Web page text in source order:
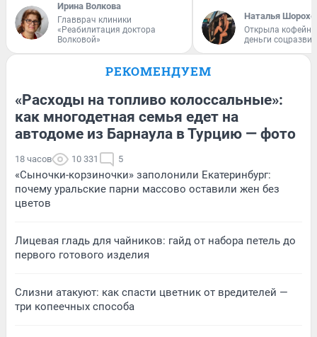
Ирина Волкова
Главврач клиники
«Реабилитация доктора
Волковой»
Наталья
Открыла
деньги
РЕКОМЕНДУЕМ
«Расходы на топливо колоссальные»:
как многодетная семья едет на
автодоме из Барнаула в Турцию — фото
18 часов 10 331 5
«Сыночки-корзиночки» заполонили Екатеринбург:
почему уральские парни массово оставили жен без
цветов
Лицевая гладь для чайников: гайд от набора петель до
первого готового изделия
Слизни атакуют: как спасти цветник от вредителей —
три копеечных способа